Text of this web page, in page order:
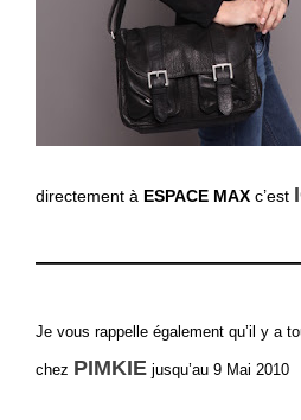
directement à ESPACE MAX c’est
Je vous rappelle également qu’il y a
chez PIMKIE jusqu’au 9 Mai 2010